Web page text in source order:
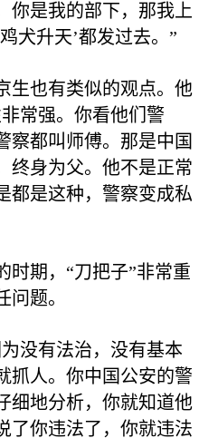
你是我的部下，那我上
犬升天’都发过去。”
生也有类似的观点。他
常强。你看他们警
察都叫师傅。那是中国
终身为父。他不是正常
都是这种，警察变成私
时期，“刀把子”非常重
题。
没有法治，没有基本
抓人。你中国公安的警
细地分析，你就知道他
了你违法了，你就违法